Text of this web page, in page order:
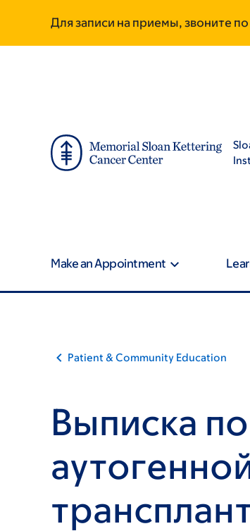
main
footer
Для записи на приемы, звоните
Make an Appointment
Patient & Community Education
Выписка